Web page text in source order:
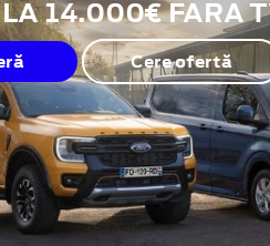
LA 14.000€ FARA
Cere ofertă